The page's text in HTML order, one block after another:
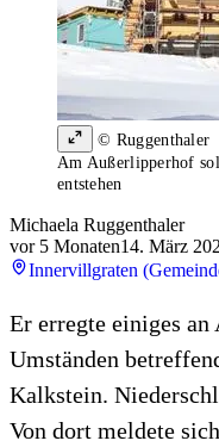
© Ruggenthaler
Am Außerlipperhof
entstehen
Michaela Ruggenthaler
vor 5 Monaten14. März
Innervillgraten
Er erregte einiges an
Umständen
Kalkstein.
Von dort meldete